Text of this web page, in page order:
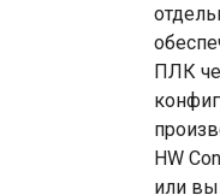
ПЛК
HW
или